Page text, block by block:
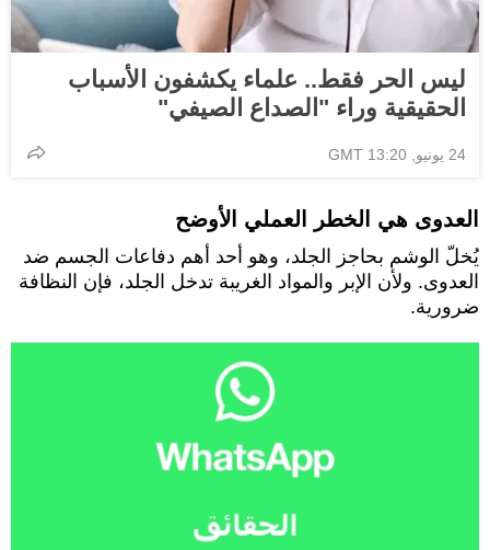
ليس الحر فقط.. علماء يكشفون الأسباب
الحقيقية وراء "الصداع الصيفي"
24 يونيو, 13:20 GMT
العدوى هي الخطر العملي الأوضح
يُخلّ الوشم بحاجز الجلد، وهو أحد أهم دفاعات الجسم ضد
العدوى. ولأن الإبر والمواد الغريبة تدخل الجلد، فإن النظافة
ضرورية.